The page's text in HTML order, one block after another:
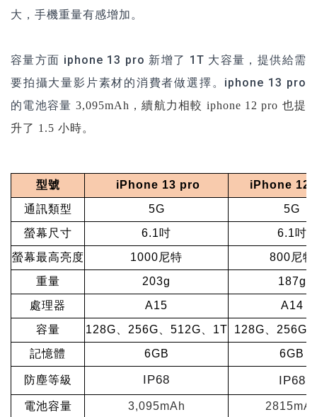
大，手機重量有感增加。
容量方面 iphone 13 pro 新增了 1T 大容量，提供給需
要拍攝大量影片素材的消費者做選擇。iphone 13 pro
的電池容量 3,095mAh，續航力相較 iphone 12 pro 也提
升了 1.5 小時。
型號 iPhone 13 pro
iPhone 12
通訊類型
5G
5G
螢幕尺寸
6.1吋 6.1吋
螢幕最高亮度
1000尼特 800尼特
重量
203g
187g
處理器
A15
A14
容量
128G 、256G、512G、1T 128G 、256G
記憶體
6GB 6GB
防塵等級 IP68 IP68
電池容量 3,095mAh